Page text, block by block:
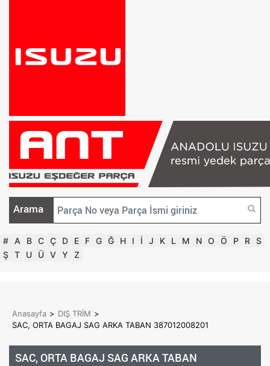
Arama
# A B C Ç D E F G Ğ H I İ J K L M N O Ö P R S
Ş T U Ü V Y Z
Anasayfa > DIŞ TRİM >
SAC, ORTA BAGAJ SAG ARKA TABAN 387012008201
SAC, ORTA BAGAJ SAG ARKA TABAN